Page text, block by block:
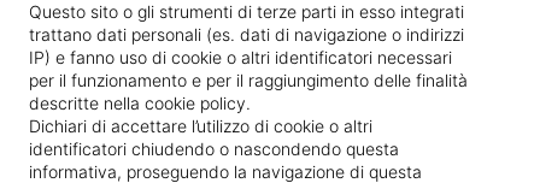
Vedi le informazioni di beata
Questo sito o gli strumenti di terze parti in esso integrati
trattano dati personali (es. dati di navigazione o indirizzi
IP) e fanno uso di cookie o altri identificatori necessari
per il funzionamento e per il raggiungimento delle finalità
descritte nella cookie policy.
Dichiari di accettare l’utilizzo di cookie o altri
identificatori chiudendo o nascondendo questa
informativa, proseguendo la navigazione di questa